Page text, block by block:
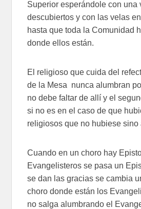
Superior esperándole con una
descubiertos y con las velas
hasta que toda la Comunidad
donde ellos están.
El religioso que cuida del
de la Mesa nunca alumbran
no debe faltar de allí y el
si no es en el caso de que
religiosos que no hubiese sino
Cuando en un choro hay
Evangelisteros se pasa un
se dan las gracias se cambia
choro donde están los
no salga alumbrando el